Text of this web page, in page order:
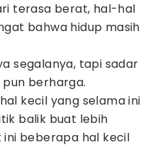
terasa berat, hal-hal
bahwa hidup masih
segalanya, tapi sadar
berharga.
kecil yang selama ini
balik buat lebih
ini beberapa hal kecil